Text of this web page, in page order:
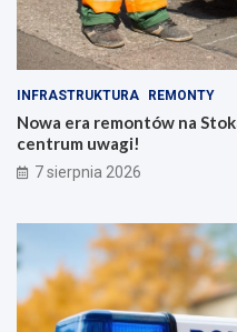
INFRASTRUKTURA REMONTY
Nowa era remontów na
centrum uwagi!
7 sierpnia 2026